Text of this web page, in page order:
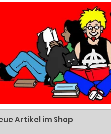
Artikel im Shop